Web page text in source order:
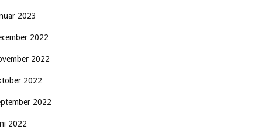
2023
2022
2022
2022
2022
2022